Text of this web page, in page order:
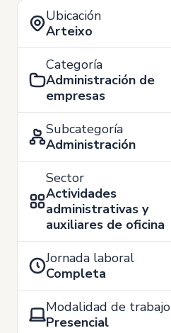
Ubicación
Arteixo
Categoría
Administración de
empresas
Subcategoría
Administración
Sector
Actividades
administrativas y
auxiliares de oficina
Jornada laboral
Completa
Modalidad de trabajo
Presencial